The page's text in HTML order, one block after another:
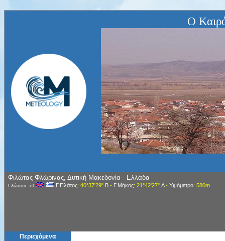
Ο
Φιλώτας Φλώρινας, Δυτική Μακεδονία - Ελλάδα
Γλώσσα: el Γ.Πλάτος: 40°37'29" Β- Γ.Μήκος: 21°42'27" Α- Υψόμετρο: 580m
Περιεχόμενα